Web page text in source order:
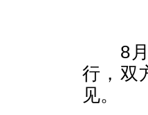
8 月
行，双
见。